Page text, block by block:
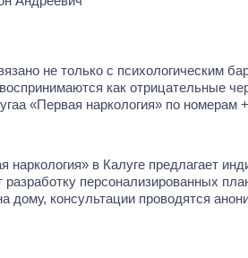
не только с психологическим
как отрицательные
«Первая наркология» по номерам
наркология» в Калуге предлагает
персонализированных
дому, консультации проводятся